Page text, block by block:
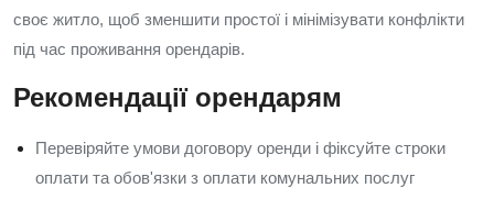
своє житло, щоб зменшити простої і мінімізувати конфлікти
під час проживання орендарів.
Рекомендації орендарям
Перевіряйте умови договору оренди і фіксуйте строки
оплати та обов'язки з оплати комунальних послуг